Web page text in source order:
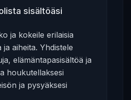
sisältöäsi
ja kokeile erilaisia
aiheita. Yhdistele
elämäntapasisältöä ja
houkutellaksesi
ja pysyäksesi